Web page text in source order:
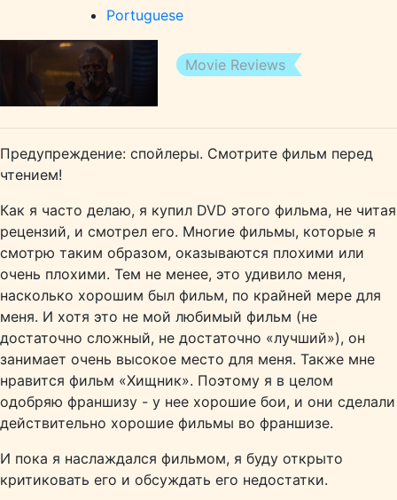
Portuguese
Movie Reviews
Предупреждение: спойлеры. Смотрите фильм перед
чтением!
Как я часто делаю, я купил DVD этого фильма, не читая
рецензий, и смотрел его. Многие фильмы, которые я
смотрю таким образом, оказываются плохими или
очень плохими. Тем не менее, это удивило меня,
насколько хорошим был фильм, по крайней мере для
меня. И хотя это не мой любимый фильм (не
достаточно сложный, не достаточно «лучший»), он
занимает очень высокое место для меня. Также мне
нравится фильм «Хищник». Поэтому я в целом
одобряю франшизу - у нее хорошие бои, и они сделали
действительно хорошие фильмы во франшизе.
И пока я наслаждался фильмом, я буду открыто
критиковать его и обсуждать его недостатки.